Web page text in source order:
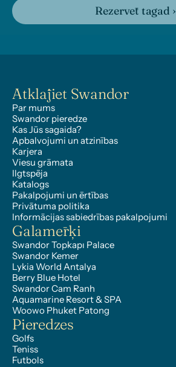
Rezervēt tagad ›
Atklājiet Swandor
Par mums
Swandor pieredze
Kas Jūs sagaida?
Apbalvojumi un atzinības
Karjera
Viesu grāmata
Ilgtspēja
Katalogs
Pakalpojumi un ērtības
Privātuma politika
Informācijas sabiedrības pakalpojumi
Galamērķi
Swandor Topkapı Palace
Swandor Kemer
Lykia World Antalya
Berry Blue Hotel
Swandor Cam Ranh
Aquamarine Resort & SPA
Woowo Phuket Patong
Pieredzes
Golfs
Teniss
Futbols